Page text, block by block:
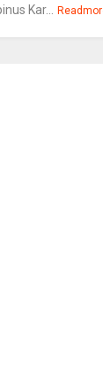
Kar...